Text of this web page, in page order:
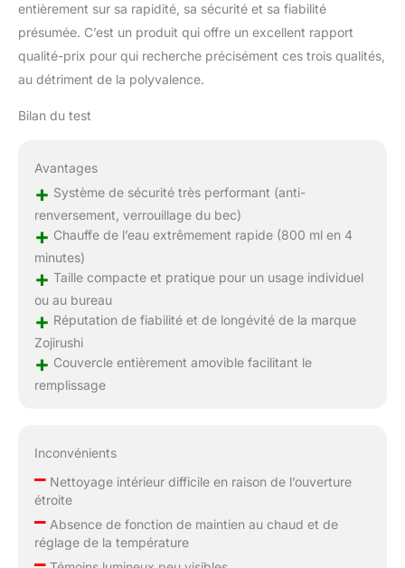
entièrement sur sa rapidité, sa sécurité et sa fiabilité
présumée. C’est un produit qui offre un excellent rapport
qualité-prix pour qui recherche précisément ces trois qualités,
au détriment de la polyvalence.
Bilan du test
Avantages
+ Système de sécurité très performant (anti-
renversement, verrouillage du bec)
+ Chauffe de l’eau extrêmement rapide (800 ml en 4
minutes)
+ Taille compacte et pratique pour un usage individuel
ou au bureau
+ Réputation de fiabilité et de longévité de la marque
Zojirushi
+ Couvercle entièrement amovible facilitant le
remplissage
Inconvénients
–Nettoyage intérieur difficile en raison de l’ouverture
étroite
–Absence de fonction de maintien au chaud et de
réglage de la température